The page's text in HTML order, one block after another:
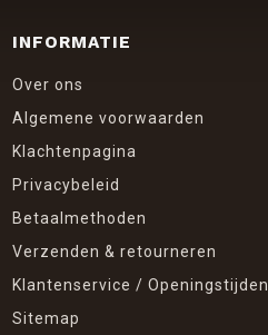
INFORMATIE
Over ons
Algemene voorwaarden
Klachtenpagina
Privacybeleid
Betaalmethoden
Verzenden & retourneren
Klantenservice / Openingstijden
Sitemap